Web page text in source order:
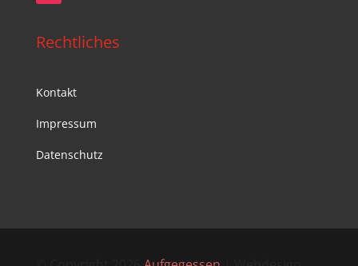
Rechtliches
Kontakt
Impressum
Datenschutz